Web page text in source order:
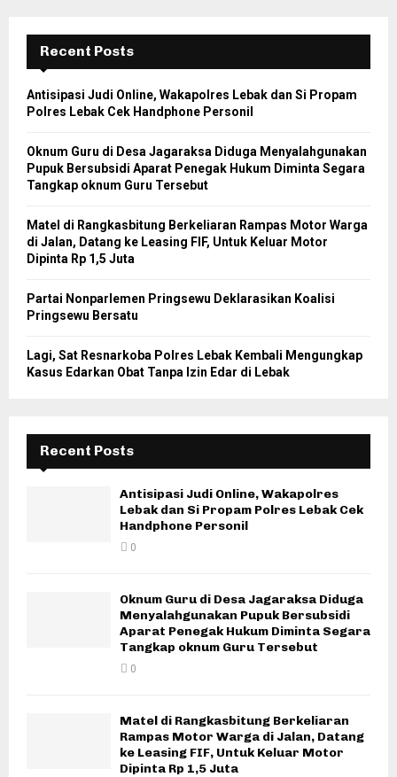
Recent Posts
Antisipasi Judi Online, Wakapolres Lebak dan Si Propam
Polres Lebak Cek Handphone Personil
Oknum Guru di Desa Jagaraksa Diduga Menyalahgunakan
Pupuk Bersubsidi Aparat Penegak Hukum Diminta Segara
Tangkap oknum Guru Tersebut
Matel di Rangkasbitung Berkeliaran Rampas Motor Warga
di Jalan, Datang ke Leasing FIF, Untuk Keluar Motor
Dipinta Rp 1,5 Juta
Partai Nonparlemen Pringsewu Deklarasikan Koalisi
Pringsewu Bersatu
Lagi, Sat Resnarkoba Polres Lebak Kembali Mengungkap
Kasus Edarkan Obat Tanpa Izin Edar di Lebak
Recent Posts
Antisipasi Judi Online, Wakapolres
Lebak dan Si Propam Polres Lebak Cek
Handphone Personil
0
Oknum Guru di Desa Jagaraksa Diduga
Menyalahgunakan Pupuk Bersubsidi
Aparat Penegak Hukum Diminta Segara
Tangkap oknum Guru Tersebut
0
Matel di Rangkasbitung Berkeliaran
Rampas Motor Warga di Jalan, Datang
ke Leasing FIF, Untuk Keluar Motor
Dipinta Rp 1,5 Juta